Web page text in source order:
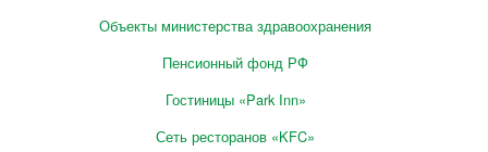
Объекты министерства здравоохранения
Пенсионный фонд РФ
Гостиницы «Park Inn»
Сеть ресторанов «KFC»